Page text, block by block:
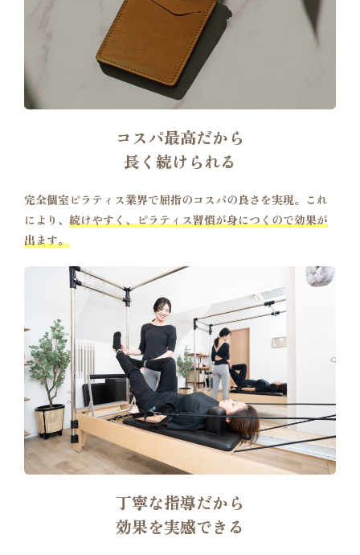
コスパ最高だから
長く続けられる
完全個室ピラティス業界で屈指のコスパの良さを実現。これ
により、 続けやすく、ピラティス習慣が身につくので効果が
出ます。
丁寧な指導だから
効果を実感できる